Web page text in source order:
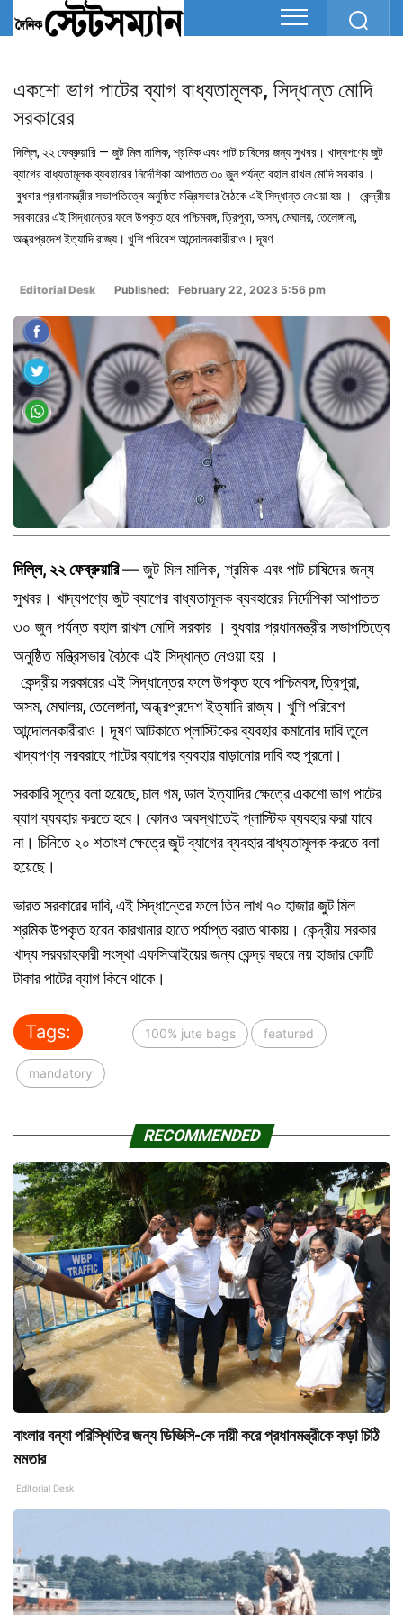
একশো ভাগ পাটের ব্যাগ বাধ্যতামূলক, সিদ্ধান্ত মোদি
সরকারের
দিল্লি, ২২ ফেব্রুয়ারি — জুট মিল মালিক, শ্রমিক এবং পাট চাষিদের জন্য সুখবর। খাদ্যপণ্যে জুট
ব্যাগের বাধ্যতামূলক ব্যবহারের নির্দেশিকা আপাতত ৩০ জুন পর্যন্ত বহাল রাখল মোদি সরকার ।
বুধবার প্রধানমন্ত্রীর সভাপতিত্বে অনুষ্ঠিত মন্ত্রিসভার বৈঠকে এই সিদ্ধান্ত নেওয়া হয় । কেন্দ্রীয়
সরকারের এই সিদ্ধান্তের ফলে উপকৃত হবে পশ্চিমবঙ্গ, ত্রিপুরা, অসম, মেঘালয়, তেলেঙ্গানা,
অন্ধ্রপ্রদেশ ইত্যাদি রাজ্য। খুশি পরিবেশ আন্দোলনকারীরাও। দূষণ
Editorial Desk Published: February 22, 2023 5:56 pm
দিল্লি, ২২ ফেব্রুয়ারি — জুট মিল মালিক, শ্রমিক এবং পাট চাষিদের জন্য
সুখবর। খাদ্যপণ্যে জুট ব্যাগের বাধ্যতামূলক ব্যবহারের নির্দেশিকা আপাতত
৩০ জুন পর্যন্ত বহাল রাখল মোদি সরকার । বুধবার প্রধানমন্ত্রীর সভাপতিত্বে
অনুষ্ঠিত মন্ত্রিসভার বৈঠকে এই সিদ্ধান্ত নেওয়া হয় ।
কেন্দ্রীয় সরকারের এই সিদ্ধান্তের ফলে উপকৃত হবে পশ্চিমবঙ্গ, ত্রিপুরা,
অসম, মেঘালয়, তেলেঙ্গানা, অন্ধ্রপ্রদেশ ইত্যাদি রাজ্য। খুশি পরিবেশ
আন্দোলনকারীরাও। দূষণ আটকাতে প্লাস্টিকের ব্যবহার কমানোর দাবি তুলে
খাদ্যপণ্য সরবরাহে পাটের ব্যাগের ব্যবহার বাড়ানোর দাবি বহু পুরনো।
সরকারি সূত্রে বলা হয়েছে, চাল গম, ডাল ইত্যাদির ক্ষেত্রে একশো ভাগ পাটের
ব্যাগ ব্যবহার করতে হবে। কোনও অবস্থাতেই প্লাস্টিক ব্যবহার করা যাবে
না। চিনিতে ২০ শতাংশ ক্ষেত্রে জুট ব্যাগের ব্যবহার বাধ্যতামূলক করতে বলা
হয়েছে।
ভারত সরকারের দাবি, এই সিদ্ধান্তের ফলে তিন লাখ ৭০ হাজার জুট মিল
শ্রমিক উপকৃত হবেন কারখানার হাতে পর্যাপ্ত বরাত থাকায়। কেন্দ্রীয় সরকার
খাদ্য সরবরাহকারী সংস্থা এফসিআইয়ের জন্য কেন্দ্র বছরে নয় হাজার কোটি
টাকার পাটের ব্যাগ কিনে থাকে।
Tags: 100% jute bags featured
mandatory
RECOMMENDED
বাংলার বন্যা পরিস্থিতির জন্য ডিভিসি-কে দায়ী করে প্রধানমন্ত্রীকে কড়া চিঠি
মমতার
Editorial Desk